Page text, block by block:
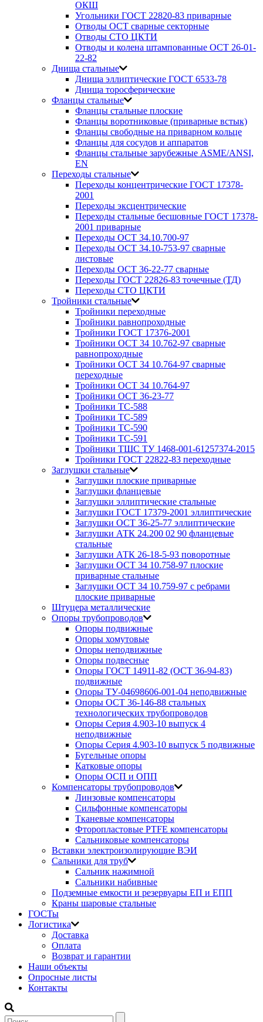
ОКШ
Угольники ГОСТ 22820-83 приварные
Отводы ОСТ сварные секторные
Отводы СТО ЦКТИ
Отводы и колена штампованные ОСТ 26-01-
22-82
Днища стальные
Днища эллиптические ГОСТ 6533-78
Днища торосферические
Фланцы стальные
Фланцы стальные плоские
Фланцы воротниковые (приварные встык)
Фланцы свободные на приварном кольце
Фланцы для сосудов и аппаратов
Фланцы стальные зарубежные ASME/ANSI,
EN
Переходы стальные
Переходы концентрические ГОСТ 17378-
2001
Переходы эксцентрические
Переходы стальные бесшовные ГОСТ 17378-
2001 приварные
Переходы ОСТ 34.10.700-97
Переходы ОСТ 34.10-753-97 сварные
листовые
Переходы ОСТ 36-22-77 сварные
Переходы ГОСТ 22826-83 точечные (ТД)
Переходы СТО ЦКТИ
Тройники стальные
Тройники переходные
Тройники равнопроходные
Тройники ГОСТ 17376-2001
Тройники ОСТ 34 10.762-97 сварные
равнопроходные
Тройники ОСТ 34 10.764-97 сварные
переходные
Тройники ОСТ 34 10.764-97
Тройники ОСТ 36-23-77
Тройники ТС-588
Тройники ТС-589
Тройники ТС-590
Тройники ТС-591
Тройники ТШС ТУ 1468-001-61257374-2015
Тройники ГОСТ 22822-83 переходные
Заглушки стальные
Заглушки плоские приварные
Заглушки фланцевые
Заглушки эллиптические стальные
Заглушки ГОСТ 17379-2001 эллиптические
Заглушки ОСТ 36-25-77 эллиптические
Заглушки АТК 24.200 02 90 фланцевые
стальные
Заглушки АТК 26-18-5-93 поворотные
Заглушки ОСТ 34 10.758-97 плоские
приварные стальные
Заглушки ОСТ 34 10.759-97 с ребрами
плоские приварные
Штуцера металлические
Опоры трубопроводов
Опоры подвижные
Опоры хомутовые
Опоры неподвижные
Опоры подвесные
Опоры ГОСТ 14911-82 (ОСТ 36-94-83)
подвижные
Опоры ТУ-04698606-001-04 неподвижные
Опоры ОСТ 36-146-88 стальных
технологических трубопроводов
Опоры Серия 4.903-10 выпуск 4
неподвижные
Опоры Серия 4.903-10 выпуск 5 подвижные
Бугельные опоры
Катковые опоры
Опоры ОСП и ОПП
Компенсаторы трубопроводов
Линзовые компенсаторы
Сильфонные компенсаторы
Тканевые компенсаторы
Фторопластовые PTFE компенсаторы
Сальниковые компенсаторы
Вставки электроизолирующие ВЭИ
Сальники для труб
Сальник нажимной
Сальники набивные
Подземные емкости и резервуары ЕП и ЕПП
Краны шаровые стальные
ГОСТы
Логистика
Доставка
Оплата
Возврат и гарантии
Наши объекты
Опросные листы
Контакты